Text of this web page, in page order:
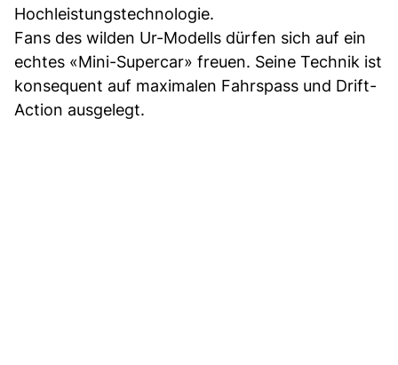
Hochleistungstechnologie.
Fans des wilden Ur-Modells dürfen sich auf ein
echtes «Mini-Supercar» freuen. Seine Technik ist
konsequent auf maximalen Fahrspass und Drift-
Action ausgelegt.